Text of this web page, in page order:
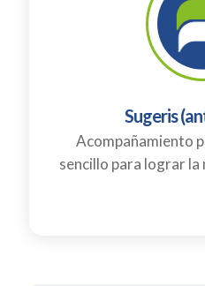
Sugeris
Acompañamiento
sencillo para lograr